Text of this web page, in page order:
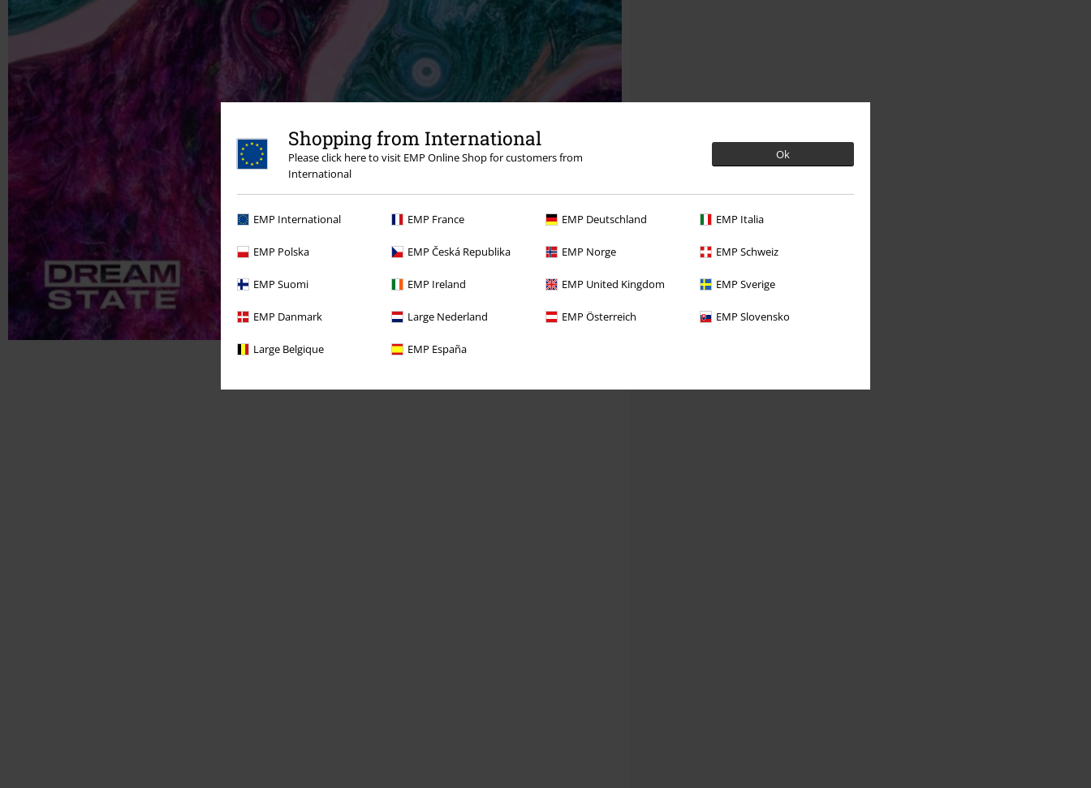
Shopping from International
Please click here to visit EMP Online Shop for customers from
International
Ok
EMP International EMP France EMP Deutschland EMP Italia
EMP Polska EMP Česká Republika EMP Norge EMP Schweiz
EMP Suomi EMP Ireland EMP United Kingdom EMP Sverige
EMP Danmark Large Nederland EMP Österreich EMP Slovensko
Large Belgique EMP España